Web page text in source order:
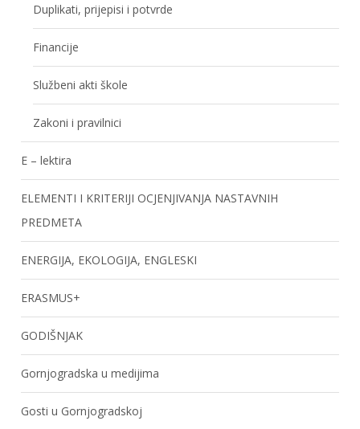
Duplikati, prijepisi i potvrde
Financije
Službeni akti škole
Zakoni i pravilnici
E – lektira
ELEMENTI I KRITERIJI OCJENJIVANJA NASTAVNIH
PREDMETA
ENERGIJA, EKOLOGIJA, ENGLESKI
ERASMUS+
GODIŠNJAK
Gornjogradska u medijima
Gosti u Gornjogradskoj